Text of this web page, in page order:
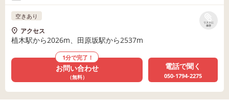
リストに
保存
空きあり
アクセス
植木駅から2026m、田原坂駅から2537m
1分で完了！
お問い合わせ
（無料）
電話で聞く
050-1794-2275